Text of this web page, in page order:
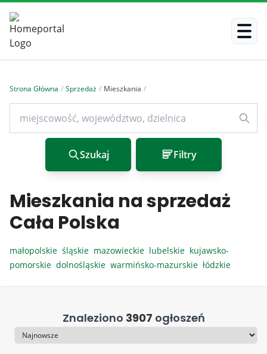
Strona Główna / Sprzedaż / Mieszkania /
Szukaj Filtry
Mieszkania na sprzedaż
Cała Polska
małopolskie śląskie mazowieckie lubelskie kujawsko-
pomorskie dolnośląskie warmińsko-mazurskie łódzkie
Znaleziono 3907 ogłoszeń
Sortowanie